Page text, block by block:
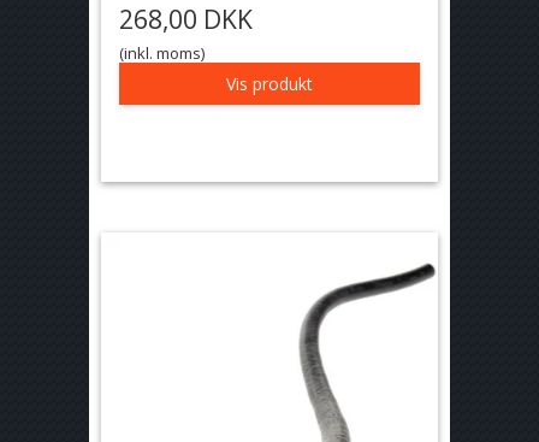
268,00 DKK
(inkl. moms)
Vis produkt